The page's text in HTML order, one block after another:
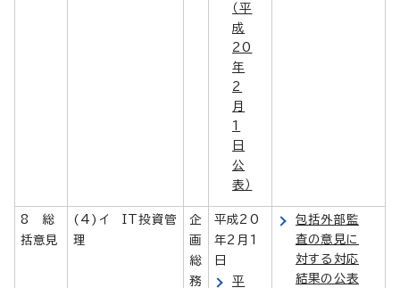
（平
成
20
年
2
月
1
日
公
表）
8 総
括意見
(4)イ IT投資管
理
企
画
総
務
平成20
年2月1
日
平
包括外部監
査の意見に
対する対応
結果の公表